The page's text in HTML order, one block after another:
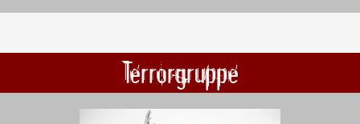
Terrorgruppe